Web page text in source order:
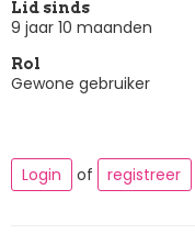
Lid sinds
9 jaar 10 maanden
Rol
Gewone gebruiker
Login
of registreer